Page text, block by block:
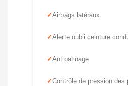
Airbags latéraux
Alerte oubli ceinture
Antipatinage
Contrôle de pression des